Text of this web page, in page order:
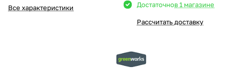
Все характеристики Достаточнов 1 магазине
Рассчитать доставку
в корзину
% картой любого банка